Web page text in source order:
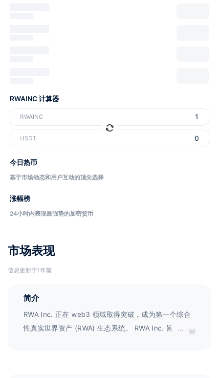
市场表现
信息更新于1年前
简介
RWA Inc. 正在 web3 领域取得突破，成为第一个综合
性真实世界资产 (RWA) 生态系统。 RWA Inc. 旨在架起
...
RWAINC 计算器
RWAINC
USDT
今日热币
基于市场动态和用户互动的顶尖选择
涨幅榜
24小时内表现最强势的加密货币